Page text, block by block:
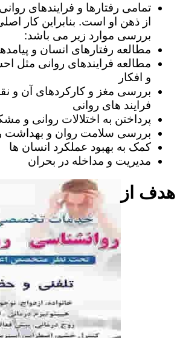
تمامی رفتارها و فرایندهای
از ذهن او است. بنابراین کار
بررسی موارد زیر می باشد:
مطالعه رفتارهای انسان و
مطالعه فرایندهای روانی مثل
و افکار
بررسی مغز و کارکردهای آن و
فرایند های روانی
پرداختن به اختلالات روانی و
بررسی سلامت روان و بهداشت
کمک به بهبود عملکرد انسان ها
مدیریت و مداخله در بحران
هدف از